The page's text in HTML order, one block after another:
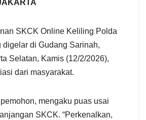
SKCK Online Keliling Polda
digelar di Gudang Sarinah,
Selatan, Kamis (12/2/2026),
dari masyarakat.
mengaku puas usai
SKCK. “Perkenalkan,